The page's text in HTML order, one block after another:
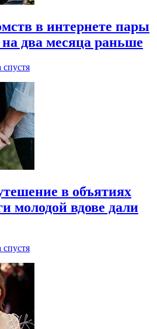
в интернете пары
два месяца раньше
спустя
в объятиях
молодой вдове дали
спустя